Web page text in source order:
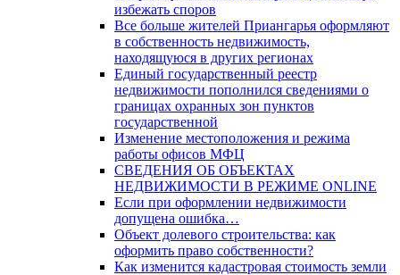
избежать споров
Все больше жителей Приангарья оформляют
в собственность недвижимость,
находящуюся в других регионах
Единый государственный реестр
недвижимости пополнился сведениями о
границах охранных зон пунктов
государственной
Изменение местоположения и режима
работы офисов МФЦ
СВЕДЕНИЯ ОБ ОБЪЕКТАХ
НЕДВИЖИМОСТИ В РЕЖИМЕ ONLINE
Если при оформлении недвижимости
допущена ошибка…
Объект долевого строительства: как
оформить право собственности?
Как изменится кадастровая стоимость земли